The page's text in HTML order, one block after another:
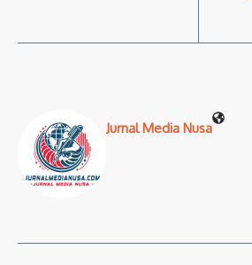
Jurnal Media Nusa